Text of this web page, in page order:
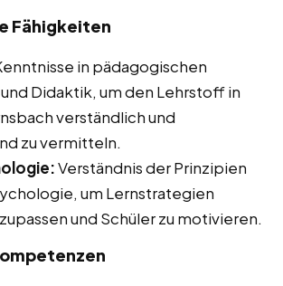
Fähigkeiten
in pädagogischen
Didaktik, um den Lehrstoff in
verständlich und
zu vermitteln.
Verständnis der Prinzipien
um Lernstrategien
und Schüler zu motivieren.